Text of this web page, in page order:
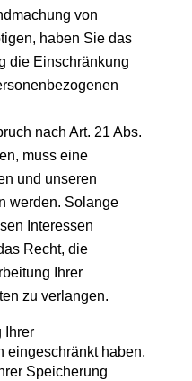
von
haben Sie das
die Einschränkung
nach Art. 21 Abs.
muss eine
und unseren
werden. Solange
Interessen
Recht, die
Ihrer
zu verlangen.
Ihrer
eingeschränkt haben,
Speicherung